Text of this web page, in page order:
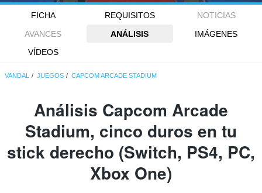
FICHA REQUISITOS
NOTICIAS
AVANCES
ANÁLISIS
IMÁGENES
VÍDEOS
VANDAL JUEGOS CAPCOM ARCADE STADIUM
Análisis Capcom Arcade
Stadium, cinco duros en tu
stick derecho (Switch, PS4, PC,
Xbox One)